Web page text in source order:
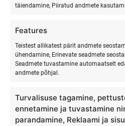
täiendamine, Piiratud andmete
Features
Teistest allikatest pärit andmete
ühendamine, Erinevate seadmete
Seadmete tuvastamine automaatselt
andmete põhjal.
Turvalisuse tagamine,
ennetamine ja tuvastamine
parandamine, Reklaami ja
Ranna Surfiküla
info@surfmaster.ee
MEIST
Meie lugu